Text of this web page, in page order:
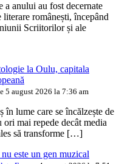
a anului au fost decernate
literare românești, începând
Scriitorilor și ale
la Oulu, capitala
5 august 2026 la 7:36 am
în lume care se încălzește de
ori mai repede decât media
să transforme […]
este un gen muzical